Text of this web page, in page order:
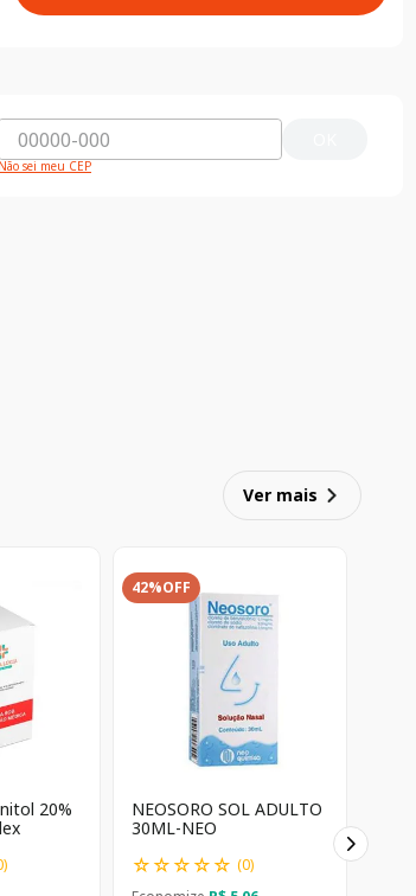
Não sei meu CEP
Ver mais
20%
)
42%OFF
NEOSORO SOL ADULTO
30ML-NEO
☆☆☆☆☆ (0)